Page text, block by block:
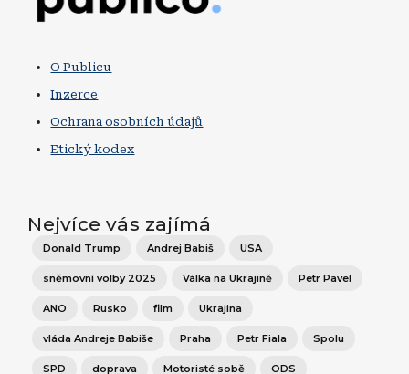
O Publicu
Inzerce
Ochrana osobních údajů
Etický kodex
Nejvíce vás zajímá
Donald Trump Andrej Babiš USA
sněmovní volby 2025 Válka na Ukrajině Petr Pavel
ANO Rusko film Ukrajina
vláda Andreje Babiše Praha Petr Fiala Spolu
SPD doprava Motoristé sobě ODS